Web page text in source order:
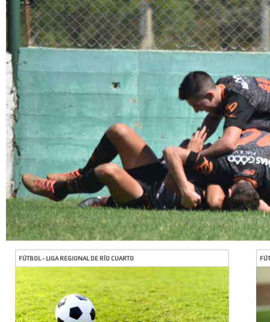
FÚTBOL - LIGA REGIONAL DE RÍO CUARTO